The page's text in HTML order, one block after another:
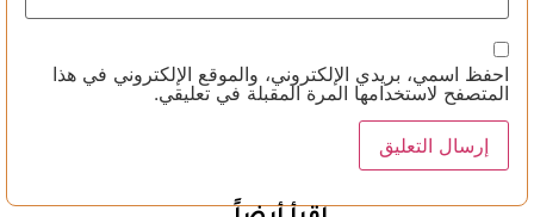
احفظ اسمي، بريدي الإلكتروني، والموقع الإلكتروني في هذا
المتصفح لاستخدامها المرة المقبلة في تعليقي.